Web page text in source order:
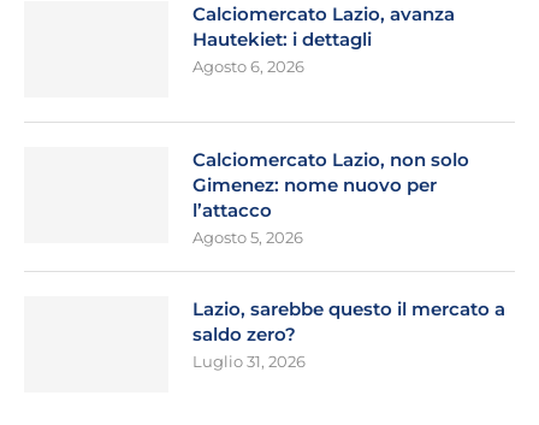
Calciomercato Lazio, avanza
Hautekiet: i dettagli
Agosto 6, 2026
Calciomercato Lazio, non solo
Gimenez: nome nuovo per
l’attacco
Agosto 5, 2026
Lazio, sarebbe questo il mercato a
saldo zero?
Luglio 31, 2026